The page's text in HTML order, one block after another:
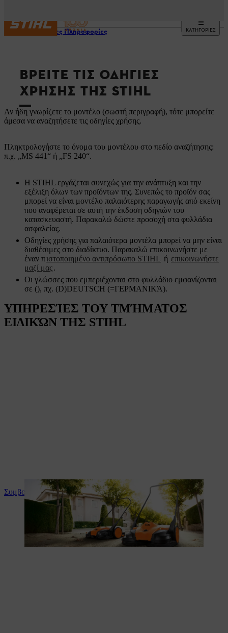
ΚΑΤΗΓΟΡΙΕΣ
Χρήσιμες Πληροφορίες
ΒΡΕΊΤΕ ΤΙΣ ΟΔΗΓΊΕΣ
ΧΡΉΣΗΣ ΤΗΣ STIHL
Αν ήδη γνωρίζετε το μοντέλο (σωστή περιγραφή), τότε μπορείτε
άμεσα να αναζητήσετε τις οδηγίες χρήσης.
Πληκτρολογήστε το όνομα του μοντέλου στο πεδίο αναζήτησης:
π.χ. „MS 441“ ή „FS 240“.
Η STIHL εργάζεται συνεχώς για την ανάπτυξη και την
εξέλιξη όλων των προϊόντων της. Συνεπώς το προϊόν σας
μπορεί να είναι μοντέλο παλαιότερης παραγωγής από εκείνη
που αναφέρεται σε αυτή την έκδοση οδηγιών του
κατασκευαστή. Παρακαλώ δώστε προσοχή στα φυλλάδια
ασφαλείας.
Οδηγίες χρήσης για παλαιότερα μοντέλα μπορεί να μην είναι
διαθέσιμες στο διαδίκτυο. Παρακαλώ επικοινωνήστε με
έναν πιστοποιημένο αντιπρόσωπο STIHL ή επικοινωνήστε
μαζί μας.
Οι γλώσσες που εμπεριέχονται στο φυλλάδιο εμφανίζονται
σε (), πχ. (D)DEUTSCH (=ΓΕΡΜΑΝΙΚΆ).
ΥΠΗΡΕΣΊΕΣ ΤΟΥ ΤΜΉΜΑΤΟΣ
ΕΙΔΙΚΏΝ ΤΗΣ STIHL
Συμβουλές και οδηγίες για το προϊόν